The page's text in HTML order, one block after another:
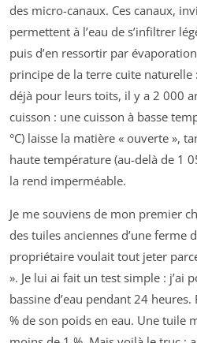
des micro-canaux. Ces canaux,
permettent à l’eau de s’infiltrer
puis d’en ressortir par
principe de la terre cuite naturelle
déjà pour leurs toits, il y a 2 000
cuisson : une cuisson à basse
°C) laisse la matière « ouverte »,
haute température (au-delà de 1
la rend imperméable.
Je me souviens de mon premier
des tuiles anciennes d’une ferme
propriétaire voulait tout jeter
». Je lui ai fait un test simple : j’ai
bassine d’eau pendant 24
% de son poids en eau. Une tuile